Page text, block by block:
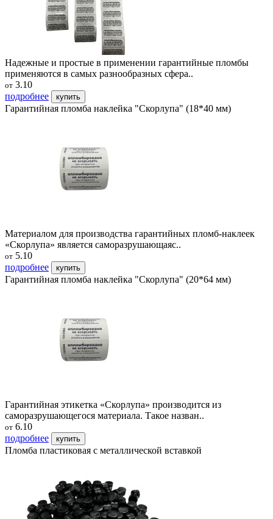
Надежные и простые в применении гарантийные пломбы
применяются в самых разнообразных сфера..
от 3.10
подробнее
купить
Гарантийная пломба наклейка "Скорлупа" (18*40 мм)
Материалом для производства гарантийных пломб-наклеек
«Скорлупа» является саморазрушающаяс..
от 5.10
подробнее
купить
Гарантийная пломба наклейка "Скорлупа" (20*64 мм)
Гарантийная этикетка «Скорлупа» производится из
саморазрушающегося материала. Такое назван..
от 6.10
подробнее
купить
Пломба пластиковая с металлической вставкой